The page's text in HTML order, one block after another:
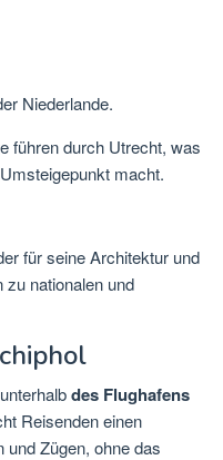
Niederlande.
führen durch Utrecht, was
macht.
für seine Architektur und
zu nationalen und
des Flughafens
Reisenden einen
Zügen, ohne das